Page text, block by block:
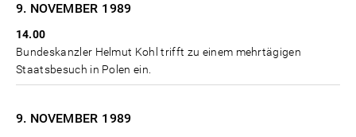
9. NOVEMBER 1989
14.00
Bundeskanzler Helmut Kohl trifft zu einem mehrtägigen
Staatsbesuch in Polen ein.
9. NOVEMBER 1989